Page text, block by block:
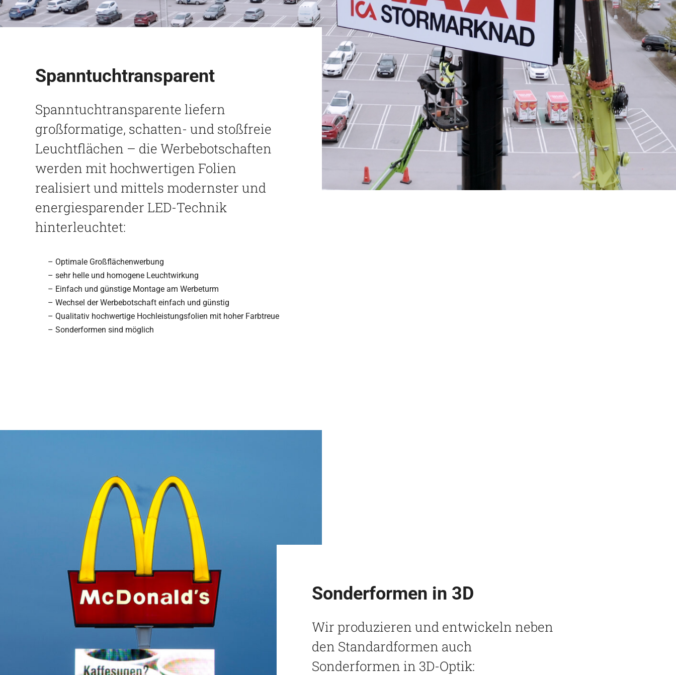
Spann­tuch­trans­pa­rent
Spann­tuch­trans­pa­rente lie­fern
groß­for­ma­tige, schat­ten- und stoß­freie
Leucht­flä­chen – die Wer­be­bot­schaf­ten
wer­den mit hoch­wer­ti­gen Folien
rea­li­siert und mit­tels moderns­ter und
ener­gie­spa­ren­der LED-Tech­nik
hinterleuchtet:
Opti­male Großflächenwerbung
sehr helle und homo­gene Leuchtwirkung
Ein­fach und güns­tige Mon­tage am Werbeturm
Wech­sel der Wer­be­bot­schaft ein­fach und günstig
Qua­li­ta­tiv hoch­wer­tige Hoch­leis­tungs­fo­lien mit hoher Farbtreue
Son­der­for­men sind möglich
Son­der­for­men in 3D
Wir pro­du­zie­ren und ent­wi­ckeln neben
den Stan­dard­for­men auch
Son­der­for­men in 3D-Optik: